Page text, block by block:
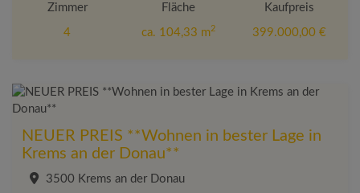
Zimmer
4
Fläche
ca. 104,33 m2
Kaufpreis
399.000,00 €
NEUER PREIS **Wohnen in bester Lage in
Krems an der Donau**
3500 Krems an der Donau